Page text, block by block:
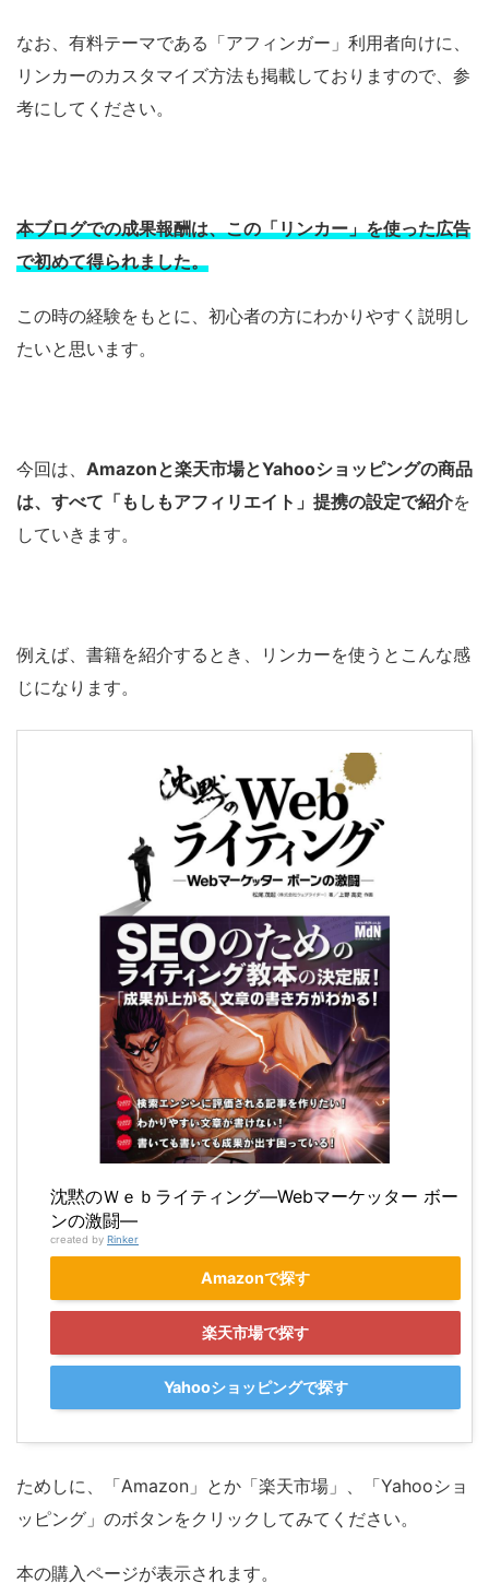
なお、有料テーマである「アフィンガー」利用者向けに、
リンカーのカスタマイズ方法も掲載しておりますので、参
考にしてください。
本ブログでの成果報酬は、この「リンカー」を使った広告
で初めて得られました。
この時の経験をもとに、初心者の方にわかりやすく説明し
たいと思います。
今回は、 Amazonと楽天市場とYahooショッピングの商品
は、すべて「もしもアフィリエイト」提携の設定で紹介を
していきます。
例えば、書籍を紹介するとき、リンカーを使うとこんな感
じになります。
沈黙のＷｅｂライティング—Webマーケッター ボー
ンの激闘—
created by Rinker
Amazonで探す
楽天市場で探す
Yahooショッピングで探す
ためしに、「Amazon」とか「楽天市場」、「Yahooショ
ッピング」のボタンをクリックしてみてください。
本の購入ページが表示されます。